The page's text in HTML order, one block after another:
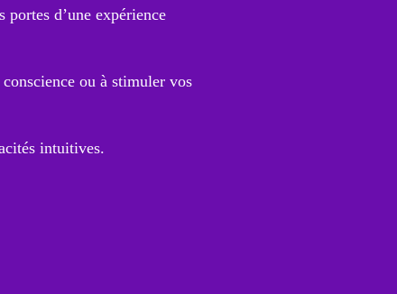
d’une expérience
ou à stimuler vos
intuitives.